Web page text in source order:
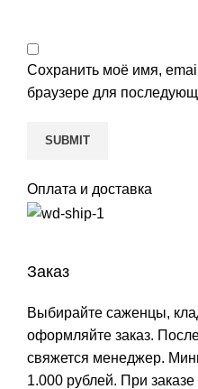
Сохранить моё имя,
браузере для
Оплата и доставка
Заказ
Выбирайте саженцы,
оформляйте заказ.
свяжется менеджер.
1.000 рублей. При